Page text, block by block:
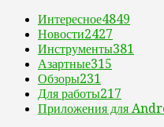
Интересное4849
Новости2427
Инструменты381
Азартные315
Обзоры231
Для работы217
Приложения для